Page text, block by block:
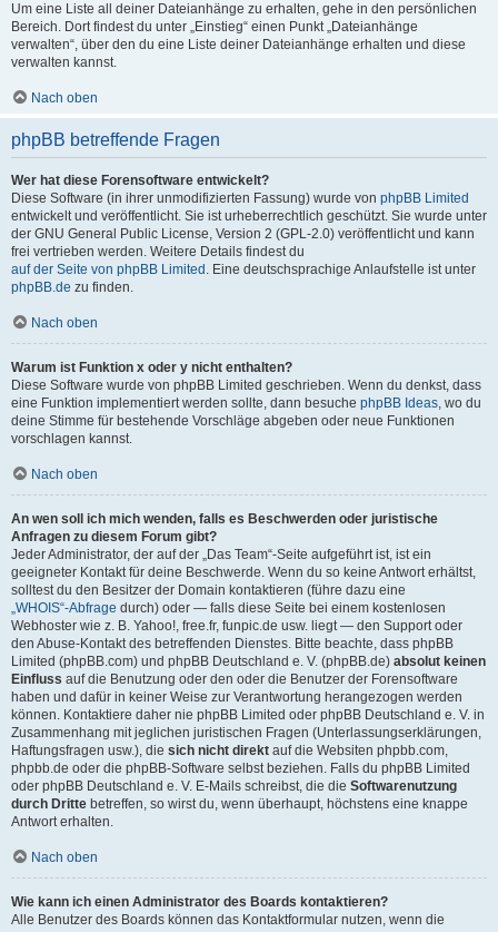
Um eine Liste all deiner Dateianhänge zu erhalten, gehe in den persönlichen
Bereich. Dort findest du unter „Einstieg“ einen Punkt „Dateianhänge
verwalten“, über den du eine Liste deiner Dateianhänge erhalten und diese
verwalten kannst.
Nach oben
phpBB betreffende Fragen
Wer hat diese Forensoftware entwickelt?
Diese Software (in ihrer unmodifizierten Fassung) wurde von phpBB Limited
entwickelt und veröffentlicht. Sie ist urheberrechtlich geschützt. Sie wurde unter
der GNU General Public License, Version 2 (GPL-2.0) veröffentlicht und kann
frei vertrieben werden. Weitere Details findest du
auf der Seite von phpBB Limited . Eine deutschsprachige Anlaufstelle ist unter
phpBB.de zu finden.
Nach oben
Warum ist Funktion x oder y nicht enthalten?
Diese Software wurde von phpBB Limited geschrieben. Wenn du denkst, dass
eine Funktion implementiert werden sollte, dann besuche phpBB Ideas, wo du
deine Stimme für bestehende Vorschläge abgeben oder neue Funktionen
vorschlagen kannst.
Nach oben
An wen soll ich mich wenden, falls es Beschwerden oder juristische
Anfragen zu diesem Forum gibt?
Jeder Administrator, der auf der „Das Team“-Seite aufgeführt ist, ist ein
geeigneter Kontakt für deine Beschwerde. Wenn du so keine Antwort erhältst,
solltest du den Besitzer der Domain kontaktieren (führe dazu eine
„WHOIS“-Abfrage durch) oder — falls diese Seite bei einem kostenlosen
Webhoster wie z. B. Yahoo!, free.fr, funpic.de usw. liegt — den Support oder
den Abuse-Kontakt des betreffenden Dienstes. Bitte beachte, dass phpBB
Limited (phpBB.com) und phpBB Deutschland e. V. (phpBB.de) absolut keinen
Einfluss auf die Benutzung oder den oder die Benutzer der Forensoftware
haben und dafür in keiner Weise zur Verantwortung herangezogen werden
können. Kontaktiere daher nie phpBB Limited oder phpBB Deutschland e. V. in
Zusammenhang mit jeglichen juristischen Fragen (Unterlassungserklärungen,
Haftungsfragen usw.), die sich nicht direkt auf die Websiten phpbb.com,
phpbb.de oder die phpBB-Software selbst beziehen. Falls du phpBB Limited
oder phpBB Deutschland e. V. E-Mails schreibst, die die Softwarenutzung
durch Dritte betreffen, so wirst du, wenn überhaupt, höchstens eine knappe
Antwort erhalten.
Nach oben
Wie kann ich einen Administrator des Boards kontaktieren?
Alle Benutzer des Boards können das Kontaktformular nutzen, wenn die